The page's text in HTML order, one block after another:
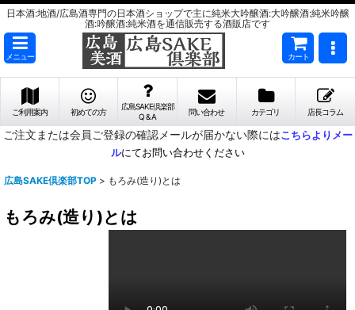
日本酒:地酒/広島酒専門の日本酒ショップで主に純米大吟醸酒:大吟醸酒:純米吟醸
酒:吟醸酒:純米酒を通信販売する酒販店です
メニュー カート
ご利用案内 初めての方
広島SAKE倶楽部
Q & A
問い合わせ カテゴリ 店長コラム
ご注文または会員ご登録の確認メールが届かない際にはこちらよりメー
ルにてお問い合わせください
広島SAKE倶楽部TOP > もろみ(造り)とは
もろみ(造り)とは